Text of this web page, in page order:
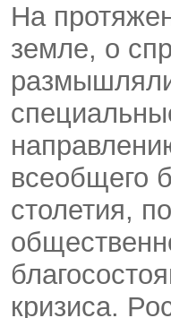
На
земле, о
всеобщего
столетия,
кризиса.